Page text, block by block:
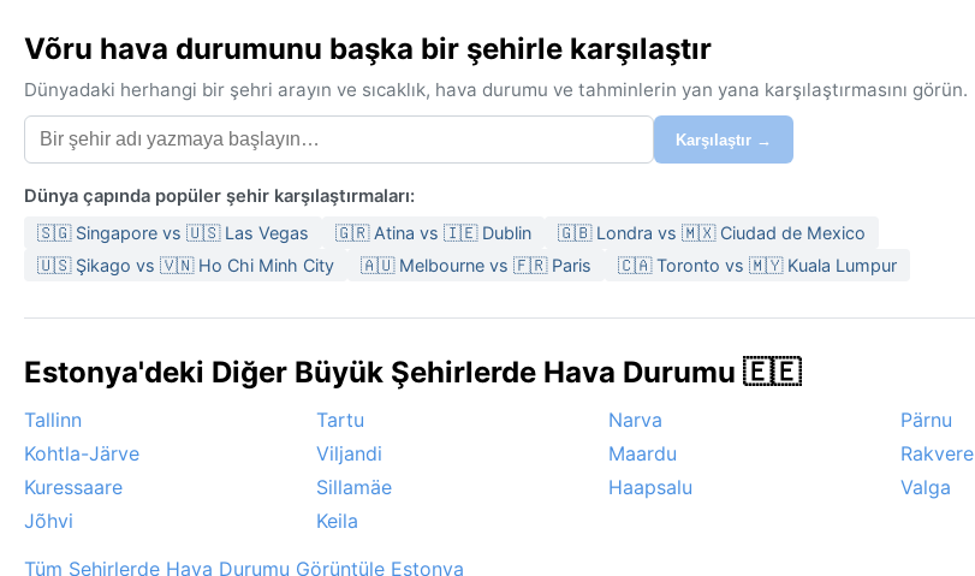
Võru hava durumunu başka bir şehirle karşılaştır
Dünyadaki herhangi bir şehri arayın ve sıcaklık, hava durumu ve tahminlerin yan yana karşılaştırmasını görün.
Karşılaştır →
Dünya çapında popüler şehir karşılaştırmaları:
🇸🇬 Singapore vs 🇺🇸 Las Vegas 🇬🇷 Atina vs 🇮🇪 Dublin
🇬🇧 Londra vs 🇲🇽 Ciudad de Mexico
🇺🇸 Şikago vs 🇻🇳 Ho Chi Minh City
🇦🇺 Melbourne vs 🇫🇷 Paris 🇨🇦 Toronto vs 🇲🇾 Kuala Lumpur
Estonya'deki Diğer Büyük Şehirlerde Hava Durumu 🇪🇪
Tallinn Tartu Narva
Pärnu
Kohtla-Järve
Viljandi Maardu
Rakvere
Kuressaare
Sillamäe Haapsalu
Valga
Jõhvi
Keila
Tüm Şehirlerde Hava Durumu Görüntüle Estonya